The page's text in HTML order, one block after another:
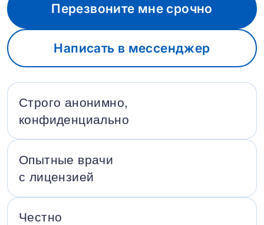
Перезвоните мне срочно
Написать в мессенджер
Строго анонимно,
конфиденциально
Опытные врачи
с лицензией
Честно